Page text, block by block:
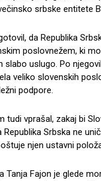
srbske entitete
da Republika
poslovnežem, ki
slabo uslugo. Po
veliko slovenskih
podpore.
tudi vprašal, zakaj bi
Srbska ne
njen ustavni
Tanja Fajon je glede